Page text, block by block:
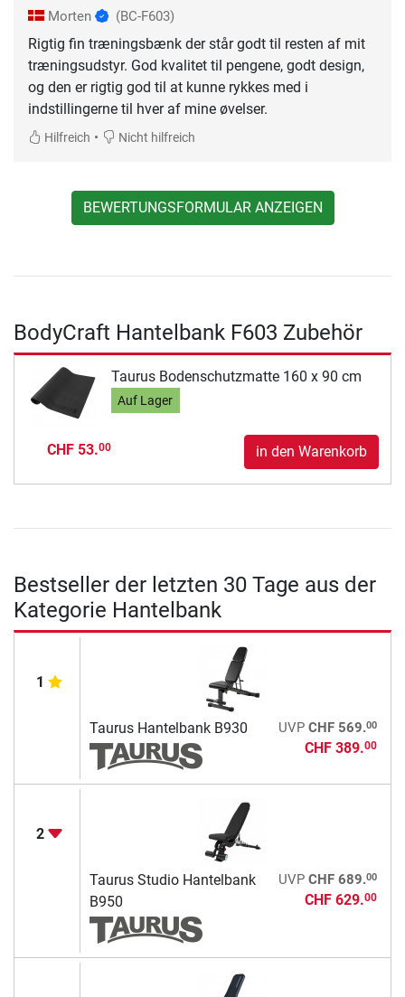
Morten (BC-F603)
Rigtig fin træningsbænk der står godt til resten af mit
træningsudstyr. God kvalitet til pengene, godt design,
og den er rigtig god til at kunne rykkes med i
indstillingerne til hver af mine øvelser.
Hilfreich • Nicht hilfreich
BEWERTUNGSFORMULAR ANZEIGEN
BodyCraft Hantelbank F603 Zubehör
Taurus Bodenschutzmatte 160 x 90 cm
Auf Lager
CHF 53.00 in den Warenkorb
Bestseller der letzten 30 Tage aus der
Kategorie Hantelbank
1
Taurus Hantelbank B930 UVP CHF 569.00
CHF 389.00
2
Taurus Studio Hantelbank
B950
UVP CHF 689.00
CHF 629.00